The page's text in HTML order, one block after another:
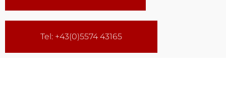
Tel: +43(0)5574 43165